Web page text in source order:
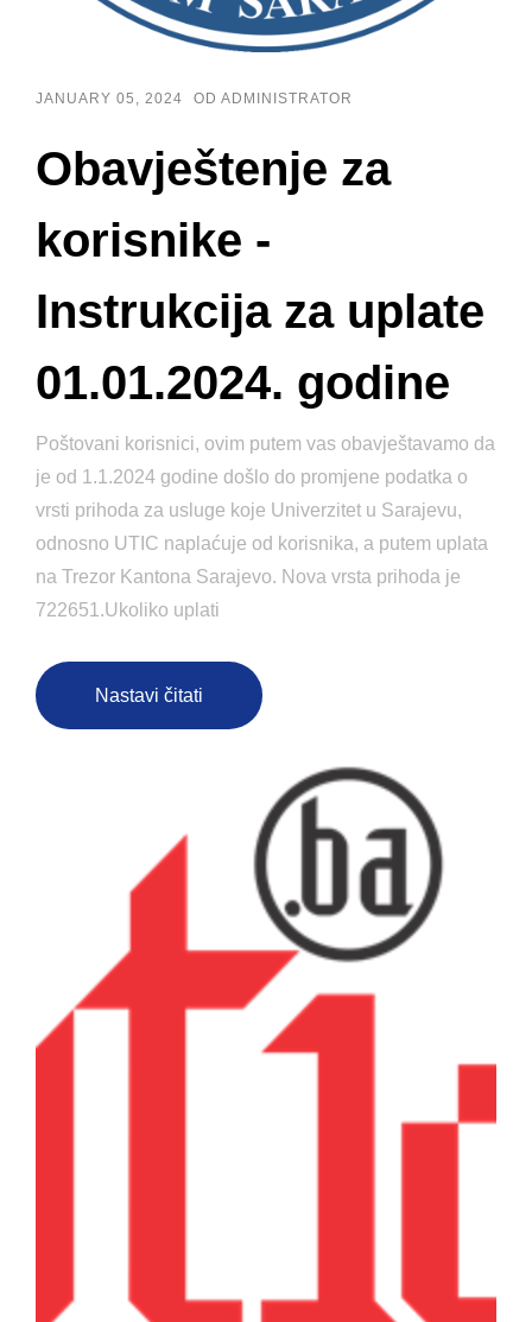
JANUARY 05, 2024 OD ADMINISTRATOR
Obavještenje za
korisnike -
Instrukcija za uplate
01.01.2024. godine
Poštovani korisnici, ovim putem vas obavještavamo da
je od 1.1.2024 godine došlo do promjene podatka o
vrsti prihoda za usluge koje Univerzitet u Sarajevu,
odnosno UTIC naplaćuje od korisnika, a putem uplata
na Trezor Kantona Sarajevo. Nova vrsta prihoda je
722651.Ukoliko uplati
Nastavi čitati